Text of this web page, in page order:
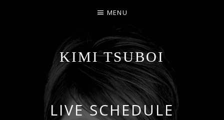
KIMI TSUBOI
名古屋のJAZZ PIANIST
MENU
LIVE SCHEDULE